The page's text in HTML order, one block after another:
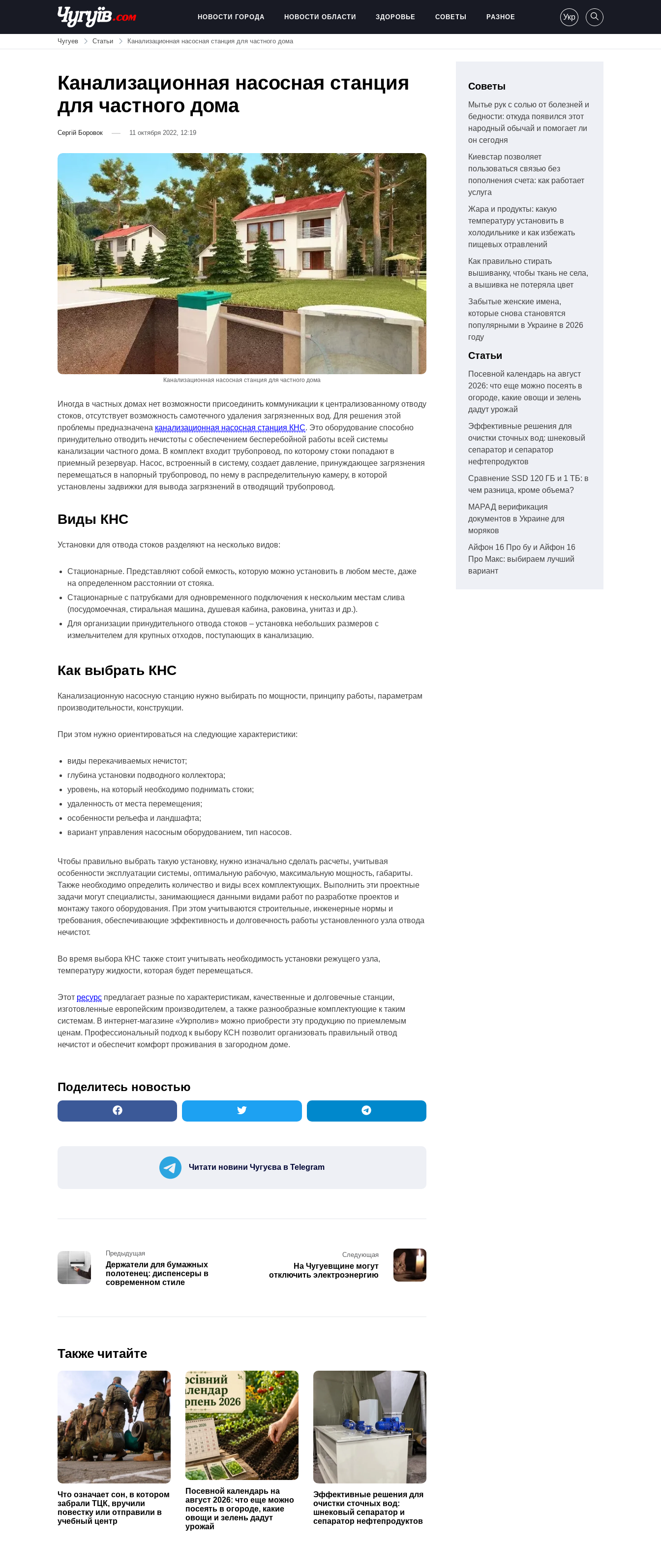
Chuguiv
НОВОСТИ ГОРОДА НОВОСТИ ОБЛАСТИ ЗДОРОВЬЕ СОВЕТЫ РАЗНОЕ Укр
Чугуев Статьи Канализационная насосная станция для частного дома
Канализационная насосная станция
для частного дома
Сергій Боровок 11 октября 2022, 12:19
Канализационная насосная станция для частного дома
Иногда в частных домах нет возможности присоединить коммуникации к централизованному отводу
стоков, отсутствует возможность самотечного удаления загрязненных вод. Для решения этой
проблемы предназначена канализационная насосная станция КНС. Это оборудование способно
принудительно отводить нечистоты с обеспечением бесперебойной работы всей системы
канализации частного дома. В комплект входит трубопровод, по которому стоки попадают в
приемный резервуар. Насос, встроенный в систему, создает давление, принуждающее загрязнения
перемещаться в напорный трубопровод, по нему в распределительную камеру, в которой
установлены задвижки для вывода загрязнений в отводящий трубопровод.
Виды КНС
Установки для отвода стоков разделяют на несколько видов:
Стационарные. Представляют собой емкость, которую можно установить в любом месте, даже
на определенном расстоянии от стояка.
Стационарные с патрубками для одновременного подключения к нескольким местам слива
(посудомоечная, стиральная машина, душевая кабина, раковина, унитаз и др.).
Для организации принудительного отвода стоков – установка небольших размеров с
измельчителем для крупных отходов, поступающих в канализацию.
Как выбрать КНС
Канализационную насосную станцию нужно выбирать по мощности, принципу работы, параметрам
производительности, конструкции.
При этом нужно ориентироваться на следующие характеристики:
виды перекачиваемых нечистот;
глубина установки подводного коллектора;
уровень, на который необходимо поднимать стоки;
удаленность от места перемещения;
особенности рельефа и ландшафта;
вариант управления насосным оборудованием, тип насосов.
Чтобы правильно выбрать такую установку, нужно изначально сделать расчеты, учитывая
особенности эксплуатации системы, оптимальную рабочую, максимальную мощность, габариты.
Также необходимо определить количество и виды всех комплектующих. Выполнить эти проектные
задачи могут специалисты, занимающиеся данными видами работ по разработке проектов и
монтажу такого оборудования. При этом учитываются строительные, инженерные нормы и
требования, обеспечивающие эффективность и долговечность работы установленного узла отвода
нечистот.
Во время выбора КНС также стоит учитывать необходимость установки режущего узла,
температуру жидкости, которая будет перемещаться.
Этот ресурс предлагает разные по характеристикам, качественные и долговечные станции,
изготовленные европейским производителем, а также разнообразные комплектующие к таким
системам. В интернет-магазине «Укрполив» можно приобрести эту продукцию по приемлемым
ценам. Профессиональный подход к выбору КСН позволит организовать правильный отвод
нечистот и обеспечит комфорт проживания в загородном доме.
Поделитесь новостью
Читати новини Чугуєва в Telegram
Post
navigation
Предыдущая
Держатели для бумажных
полотенец: диспенсеры в
современном стиле
Следующая
На Чугуевщине могут
отключить электроэнергию
Также читайте
Что означает сон, в котором
забрали ТЦК, вручили
повестку или отправили в
учебный центр
Посевной календарь на
август 2026: что еще можно
посеять в огороде, какие
овощи и зелень дадут
урожай
Эффективные решения для
очистки сточных вод:
шнековый сепаратор и
сепаратор нефтепродуктов
Советы
Мытье рук с солью от болезней и
бедности: откуда появился этот
народный обычай и помогает ли
он сегодня
Киевстар позволяет
пользоваться связью без
пополнения счета: как работает
услуга
Жара и продукты: какую
температуру установить в
холодильнике и как избежать
пищевых отравлений
Как правильно стирать
вышиванку, чтобы ткань не села,
а вышивка не потеряла цвет
Забытые женские имена,
которые снова становятся
популярными в Украине в 2026
году
Статьи
Посевной календарь на август
2026: что еще можно посеять в
огороде, какие овощи и зелень
дадут урожай
Эффективные решения для
очистки сточных вод: шнековый
сепаратор и сепаратор
нефтепродуктов
Сравнение SSD 120 ГБ и 1 ТБ: в
чем разница, кроме объема?
МАРАД верификация
документов в Украине для
моряков
Айфон 16 Про бу и Айфон 16
Про Макс: выбираем лучший
вариант